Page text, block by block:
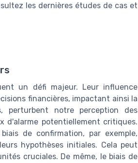
les dernières études de cas et
un défi majeur. Leur influence
financières, impactant ainsi la
perturbent notre perception des
potentiellement critiques.
de confirmation, par exemple,
hypothèses initiales. Cela peut
cruciales. De même, le biais de